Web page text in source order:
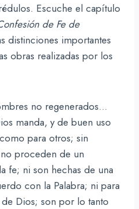
Escuche el capítulo
de Fe de
distinciones importantes
obras realizadas por los
no regenerados…
manda, y de buen uso
para otros; sin
proceden de un
fe; ni son hechas de una
con la Palabra; ni para
Dios; son por lo tanto